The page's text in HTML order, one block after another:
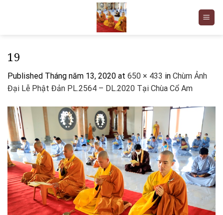
19
Published Tháng năm 13, 2020 at 650 × 433 in Chùm Ảnh
Đại Lễ Phật Đản PL.2564 – DL.2020 Tại Chùa Cổ Am